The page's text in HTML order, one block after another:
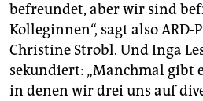
befreundet, aber wir sind
Kolleginnen“, sagt also
Christine Strobl. Und Inga
sekundiert: „Manchmal gibt
in denen wir drei uns auf